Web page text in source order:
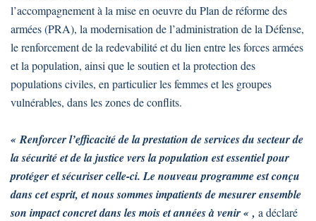
l’accompagnement à la mise en oeuvre du Plan de réforme des
armées (PRA), la modernisation de l’administration de la Défense,
le renforcement de la redevabilité et du lien entre les forces armées
et la population, ainsi que le soutien et la protection des
populations civiles, en particulier les femmes et les groupes
vulnérables, dans les zones de conflits.
« Renforcer l’efficacité de la prestation de services du secteur de
la sécurité et de la justice vers la population est essentiel pour
protéger et sécuriser celle-ci. Le nouveau programme est conçu
dans cet esprit, et nous sommes impatients de mesurer ensemble
son impact concret dans les mois et années à venir « , a déclaré